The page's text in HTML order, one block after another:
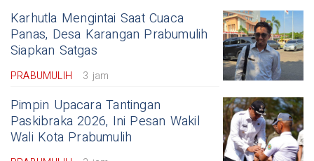
Karhutla Mengintai Saat Cuaca
Panas, Desa Karangan Prabumulih
Siapkan Satgas
PRABUMULIH 3 jam
Pimpin Upacara Tantingan
Paskibraka 2026, Ini Pesan Wakil
Wali Kota Prabumulih